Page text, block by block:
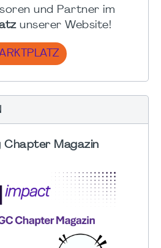
und Partner im
unserer Website!
Chapter Magazin